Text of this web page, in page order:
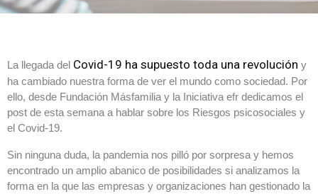
La llegada del Covid-19 ha supuesto toda una revolución y
ha cambiado nuestra forma de ver el mundo como sociedad. Por
ello, desde Fundación Másfamilia y la Iniciativa efr dedicamos el
post de esta semana a hablar sobre los Riesgos psicosociales y
el Covid-19.
Sin ninguna duda, la pandemia nos pilló por sorpresa y hemos
encontrado un amplio abanico de posibilidades si analizamos la
forma en la que las empresas y organizaciones han gestionado la